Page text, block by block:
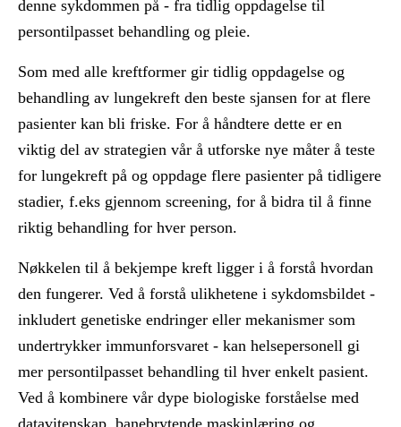
denne sykdommen på - fra tidlig oppdagelse til
persontilpasset behandling og pleie.
Som med alle kreftformer gir tidlig oppdagelse og
behandling av lungekreft den beste sjansen for at flere
pasienter kan bli friske. For å håndtere dette er en
viktig del av strategien vår å utforske nye måter å teste
for lungekreft på og oppdage flere pasienter på tidligere
stadier, f.eks gjennom screening, for å bidra til å finne
riktig behandling for hver person.
Nøkkelen til å bekjempe kreft ligger i å forstå hvordan
den fungerer. Ved å forstå ulikhetene i sykdomsbildet -
inkludert genetiske endringer eller mekanismer som
undertrykker immunforsvaret - kan helsepersonell gi
mer persontilpasset behandling til hver enkelt pasient.
Ved å kombinere vår dype biologiske forståelse med
datavitenskap, banebrytende maskinlæring og